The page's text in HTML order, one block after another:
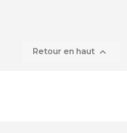
Retour en haut 